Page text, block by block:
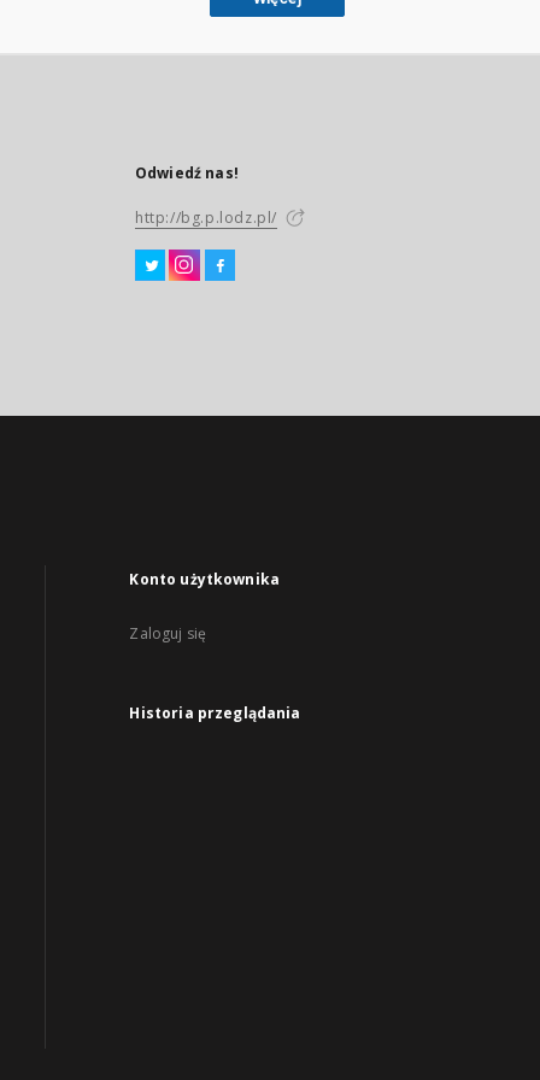
Odwiedź nas!
http://bg.p.lodz.pl/
Konto użytkownika
Zaloguj się
Historia przeglądania